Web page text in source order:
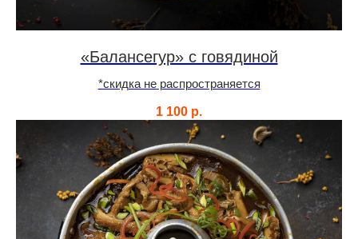
«Балансегур» с говядиной
*скидка не распространяется
1 100 р.